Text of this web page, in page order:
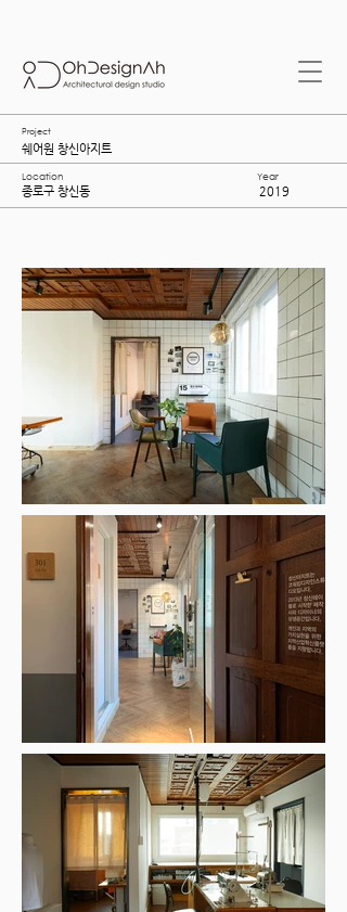
Project
쉐어원 창신아지트
Location
Year
종로구 창신동
2019